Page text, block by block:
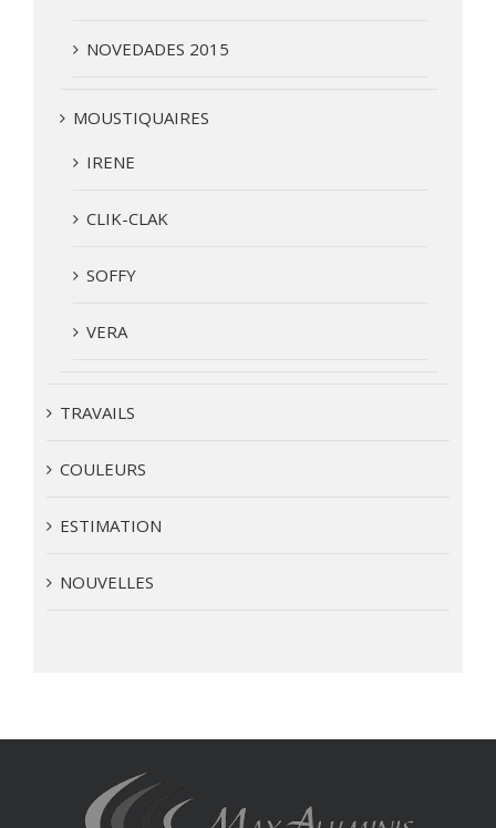
NOVEDADES 2015
MOUSTIQUAIRES
IRENE
CLIK-CLAK
SOFFY
VERA
TRAVAILS
COULEURS
ESTIMATION
NOUVELLES